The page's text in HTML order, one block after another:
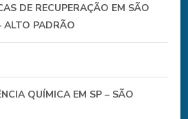
DE RECUPERAÇÃO EM SÃO
ALTO PADRÃO
QUÍMICA EM SP – SÃO